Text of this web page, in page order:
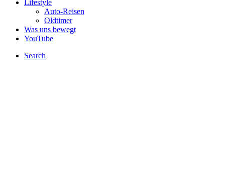
Lifestyle
Auto-Reisen
Oldtimer
Was uns bewegt
YouTube
Search